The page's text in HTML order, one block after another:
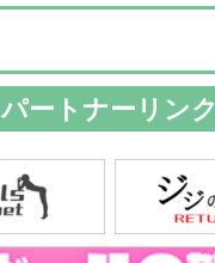
パートナーリンク